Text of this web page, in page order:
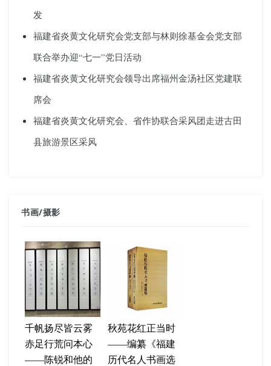
发
福建省炎黄文化研究会党支部与林则徐基金会党支部
联合举办迎“七一”党日活动
福建省炎黄文化研究会领导出席福州金汤社区党建联
席会
福建省炎黄文化研究会、省作协联合采风团走进古田
县旅游景区采风
书画/摄影
千帆扬尽皆云雾
赤足行荒问本心
——陈锐和他的
秋苑花红正当时
——编纂《福建
历代名人书画选